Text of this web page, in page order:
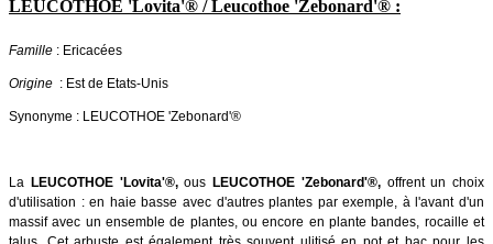
LEUCOTHOE 'Lovita'® / Leucothoe 'Zebonard'® :
Famille : Ericacées
Origine : Est de Etats-Unis
Synonyme : LEUCOTHOE 'Zebonard'®
La LEUCOTHOE 'Lovita'®,ous LEUCOTHOE 'Zebonard'®,offrent un choix
d'utilisation : en haie basse avec d'autres plantes par exemple, à l'avant d'un
massif avec un ensemble de plantes, ou encore en plante bandes, rocaille et